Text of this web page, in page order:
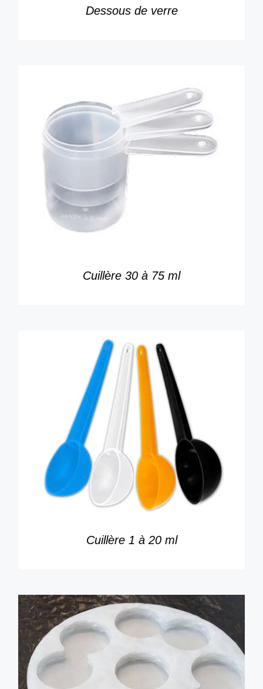
Dessous de verre
Cuillère 30 à 75 ml
DÉTAILS
Cuillère 1 à 20 ml